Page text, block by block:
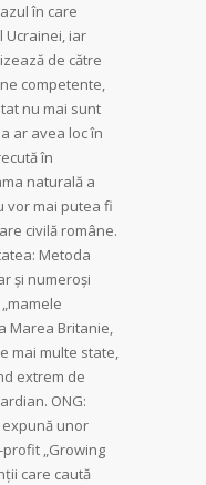
în care
Ucrainei, iar
de către
competente,
nu mai sunt
ar avea loc în
în
naturală a
vor mai putea fi
civilă române.
Metoda
și numeroși
Marea Britanie,
mai multe state,
extrem de
ONG:
expună unor
„Growing
care caută